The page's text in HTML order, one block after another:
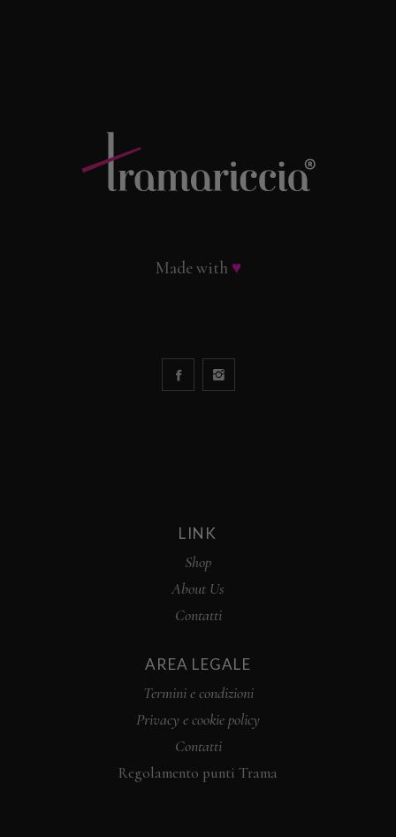
Made with ♥
LINK
Shop
About Us
Contatti
AREA LEGALE
Termini e condizioni
Privacy e cookie policy
Contatti
Regolamento punti Trama